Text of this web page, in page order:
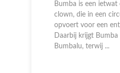
Bumba is een
clown, die in een
opvoert voor een
Daarbij krijgt
Bumbalu, terwij ...